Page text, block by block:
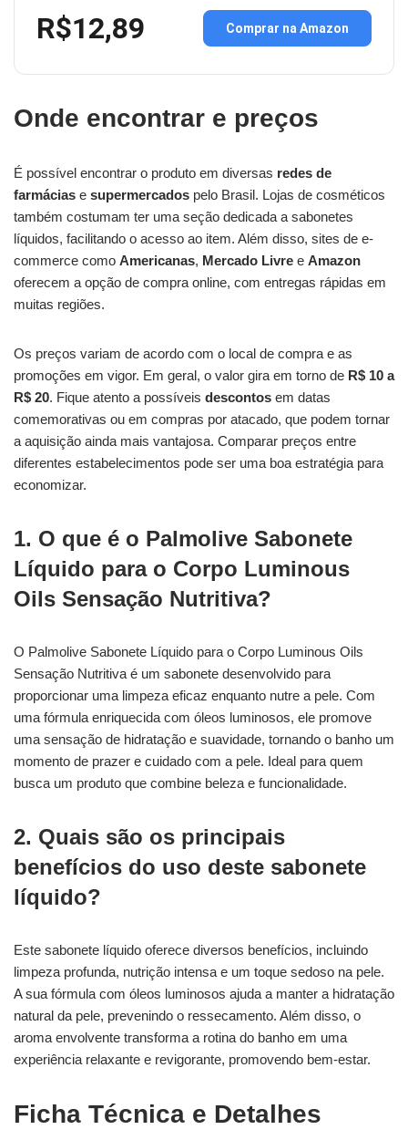
R$12,89 Comprar na Amazon
Onde encontrar e preços
É possível encontrar o produto em diversas redes de
farmácias e supermercados pelo Brasil. Lojas de cosméticos
também costumam ter uma seção dedicada a sabonetes
líquidos, facilitando o acesso ao item. Além disso, sites de e-
commerce como Americanas, Mercado Livre e Amazon
oferecem a opção de compra online, com entregas rápidas em
muitas regiões.
Os preços variam de acordo com o local de compra e as
promoções em vigor. Em geral, o valor gira em torno de R$ 10 a
R$ 20. Fique atento a possíveis descontos em datas
comemorativas ou em compras por atacado, que podem tornar
a aquisição ainda mais vantajosa. Comparar preços entre
diferentes estabelecimentos pode ser uma boa estratégia para
economizar.
1. O que é o Palmolive Sabonete
Líquido para o Corpo Luminous
Oils Sensação Nutritiva?
O Palmolive Sabonete Líquido para o Corpo Luminous Oils
Sensação Nutritiva é um sabonete desenvolvido para
proporcionar uma limpeza eficaz enquanto nutre a pele. Com
uma fórmula enriquecida com óleos luminosos, ele promove
uma sensação de hidratação e suavidade, tornando o banho um
momento de prazer e cuidado com a pele. Ideal para quem
busca um produto que combine beleza e funcionalidade.
2. Quais são os principais
benefícios do uso deste sabonete
líquido?
Este sabonete líquido oferece diversos benefícios, incluindo
limpeza profunda, nutrição intensa e um toque sedoso na pele.
A sua fórmula com óleos luminosos ajuda a manter a hidratação
natural da pele, prevenindo o ressecamento. Além disso, o
aroma envolvente transforma a rotina do banho em uma
experiência relaxante e revigorante, promovendo bem-estar.
Ficha Técnica e Detalhes